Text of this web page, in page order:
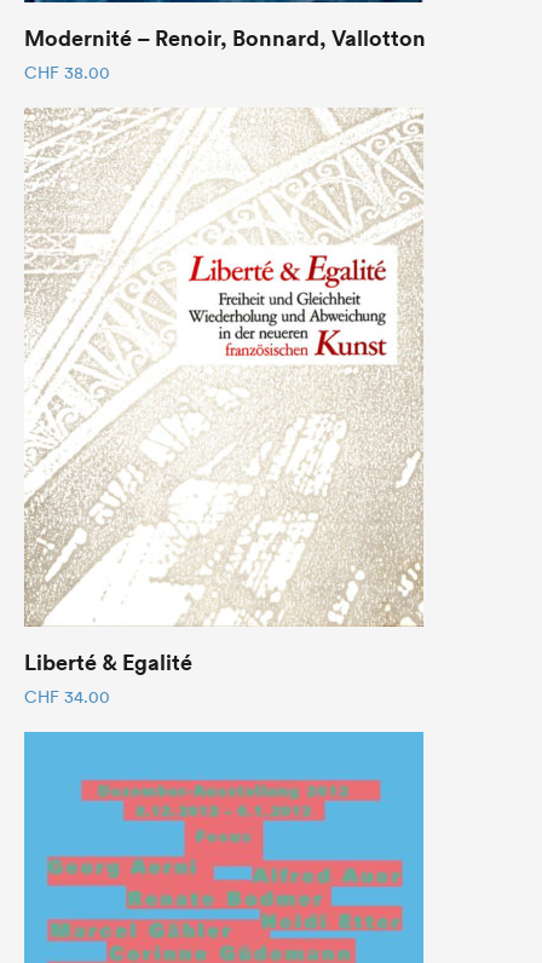
Modernité – Renoir, Bonnard, Vallotton
CHF 38.00
Liberté & Egalité
CHF 34.00